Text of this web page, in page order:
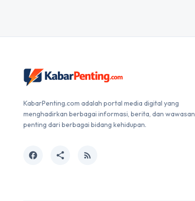
KabarPenting.com adalah portal media digital yang
menghadirkan berbagai informasi, berita, dan wawasan
penting dari berbagai bidang kehidupan.
facebook share rss_feed